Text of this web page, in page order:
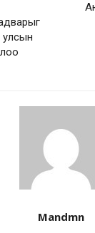
улсын
Mandmn